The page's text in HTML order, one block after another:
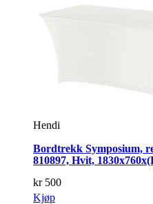
Hendi
Bordtrekk Symposium,
810897, Hvit,
kr500
Kjøp